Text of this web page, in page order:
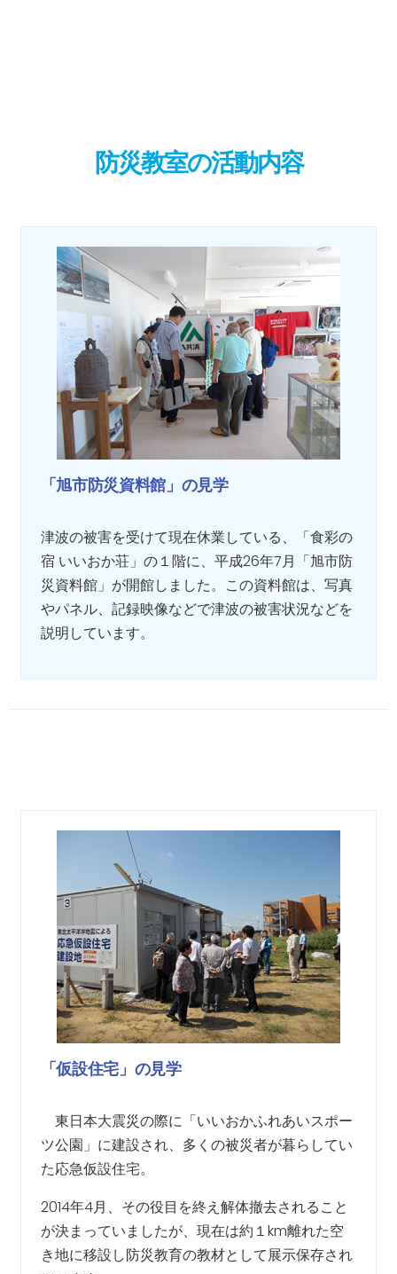
防災教室の活動内容
「旭市防災資料館」の見学
津波の被害を受けて現在休業している、「食彩の
宿 いいおか荘」の１階に、平成26年7月「旭市防
災資料館」が開館しました。この資料館は、写真
やパネル、記録映像などで津波の被害状況などを
説明しています。
「仮設住宅」の見学
東日本大震災の際に「いいおかふれあいスポー
ツ公園」に建設され、多くの被災者が暮らしてい
た応急仮設住宅。
2014年4月、その役目を終え解体撤去されること
が決まっていましたが、現在は約１km離れた空
き地に移設し防災教育の教材として展示保存され